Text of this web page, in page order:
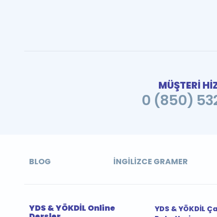
MÜŞTERİ
0 (850)
BLOG İNGILIZCE GRAMER
YDS & YÖKDİL Online
YDS & YÖKDİL